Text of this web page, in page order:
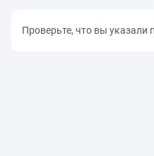
Проверьте, что вы указали